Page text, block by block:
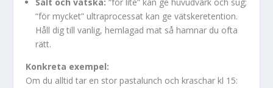
Salt och vätska: “för lite” kan ge huvudvärk och sug;
“för mycket” ultraprocessat kan ge vätskeretention.
Håll dig till vanlig, hemlagad mat så hamnar du ofta
rätt.
Konkreta exempel:
Om du alltid tar en stor pastalunch och kraschar kl 15: